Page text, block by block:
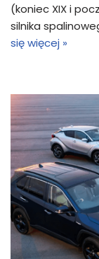
(koniec XIX i
silnika
się więcej »